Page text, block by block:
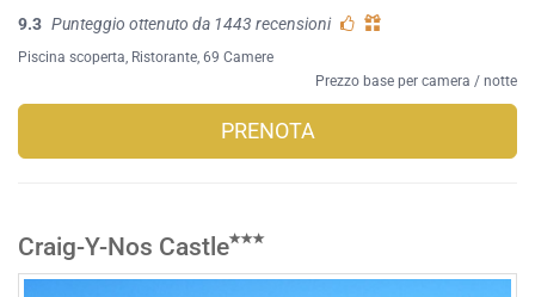
9.3 Punteggio ottenuto da 1443 recensioni
Piscina scoperta, Ristorante, 69 Camere
Prezzo base per camera / notte
PRENOTA
Craig-Y-Nos Castle